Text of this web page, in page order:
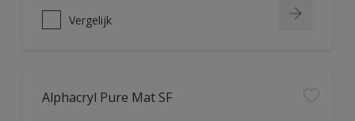
Vergelijk
Alphacryl Pure Mat SF